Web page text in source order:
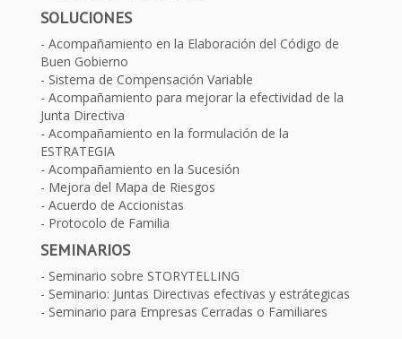
SOLUCIONES
Acompañamiento en la Elaboración del Código de
Buen Gobierno
Sistema de Compensación Variable
Acompañamiento para mejorar la efectividad de la
Junta Directiva
Acompañamiento en la formulación de la
ESTRATEGIA
Acompañamiento en la Sucesión
Mejora del Mapa de Riesgos
Acuerdo de Accionistas
Protocolo de Familia
SEMINARIOS
Seminario sobre STORYTELLING
Seminario: Juntas Directivas efectivas y estrátegicas
Seminario para Empresas Cerradas o Familiares